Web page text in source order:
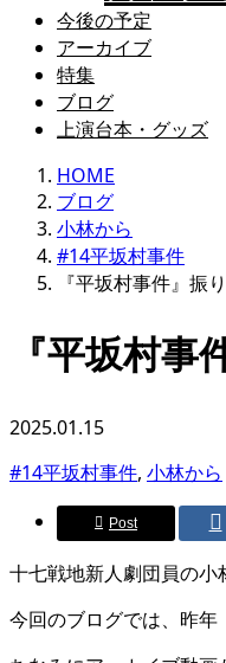
今後の予定
アーカイブ
特集
ブログ
上演台本・グッズ
HOME
ブログ
小林から
#14平坂村事件
『平坂村事件』振
『平坂村
2025.01.15
#14平坂村事件, 小林から
Post
十七戦地新人劇団員の小
今回のブログでは、昨年